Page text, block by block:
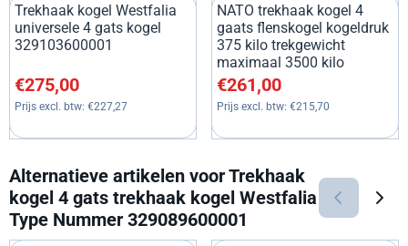
Trekhaak kogel Westfalia
universele 4 gats kogel
329103600001
Prijs: 275,00, exclusief btw: 227,27
€275,00
Prijs excl. btw: €227,27
NATO trekhaak kogel 4
gaats flenskogel kogeldruk
375 kilo trekgewicht
maximaal 3500 kilo
Prijs: 261,00, exclusief btw:
€261,00
Prijs excl. btw: €215,70
Alternatieve artikelen voorTrekhaak
kogel 4 gats trekhaak kogel Westfalia
Type Nummer 329089600001